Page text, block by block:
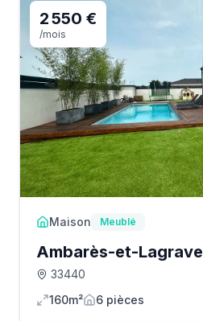
2 550 €
/mois
Maison Meublé
Ambarès-et-Lagrave
33440
160m²
6 pièces